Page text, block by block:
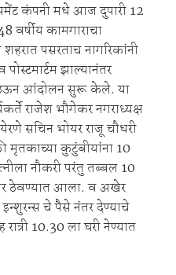
कंपनी मधे आज दुपारी 12
वर्षीय कामगाराचा
पसरताच नागरिकांनी
झाल्यानंतर
ठेऊन आंदोलन सुरू केले. या
राजेश भौगेकर नगराध्यक्ष
सचिन भोयर राजू चौधरी
मृतकाच्या कुटुंबीयांना 10
नौकरी परंतु तब्बल 10
ठेवण्यात आला. व अखेर
चे पैसे नंतर देण्याचे
10.30 ला घरी नेण्यात